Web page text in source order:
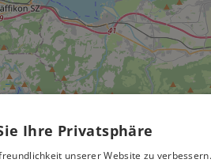
Ihre Privatsphäre
unserer Website zu